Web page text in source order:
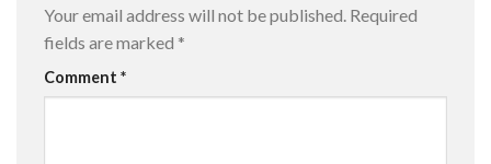
Your email address will not be published. Required
fields are marked *
Comment *